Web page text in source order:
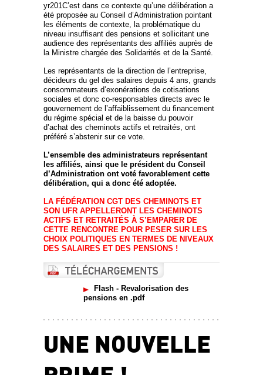
yr201C’est dans ce contexte qu’une délibération a
été proposée au Conseil d’Administration pointant
les éléments de contexte, la problématique du
niveau insuffisant des pensions et sollicitant une
audience des représentants des affiliés auprès de
la Ministre chargée des Solidarités et de la Santé.
Les représentants de la direction de l’entreprise,
décideurs du gel des salaires depuis 4 ans, grands
consommateurs d’exonérations de cotisations
sociales et donc co-responsables directs avec le
gouvernement de l’affaiblissement du financement
du régime spécial et de la baisse du pouvoir
d’achat des cheminots actifs et retraités, ont
préféré s’abstenir sur ce vote.
L’ensemble des administrateurs représentant
les affiliés, ainsi que le président du Conseil
d’Administration ont voté favorablement cette
délibération, qui a donc été adoptée.
LA FÉDÉRATION CGT DES CHEMINOTS ET
SON UFR APPELLERONT LES CHEMINOTS
ACTIFS ET RETRAITÉS À S’EMPARER DE
CETTE RENCONTRE POUR PESER SUR LES
CHOIX POLITIQUES EN TERMES DE NIVEAUX
DES SALAIRES ET DES PENSIONS !
Flash - Revalorisation des
pensions en .pdf
UNE NOUVELLE